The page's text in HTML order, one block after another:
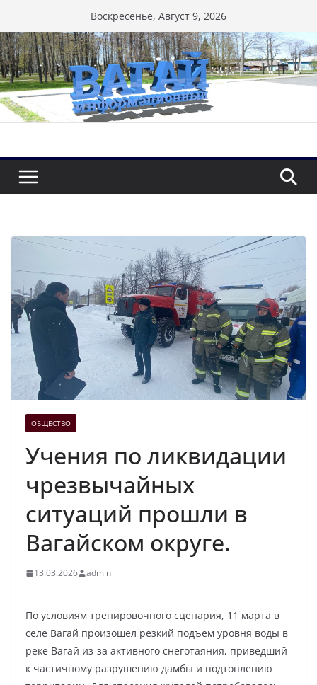
к
содержимому
Воскресенье, Август 9, 2026
ОБЩЕСТВО
Учения по ликвидации
чрезвычайных
ситуаций прошли в
Вагайском округе.
13.03.2026 admin
По условиям тренировочного сценария, 11 марта в
селе Вагай произошел резкий подъем уровня воды в
реке Вагай из-за активного снеготаяния, приведший
к частичному разрушению дамбы и подтоплению